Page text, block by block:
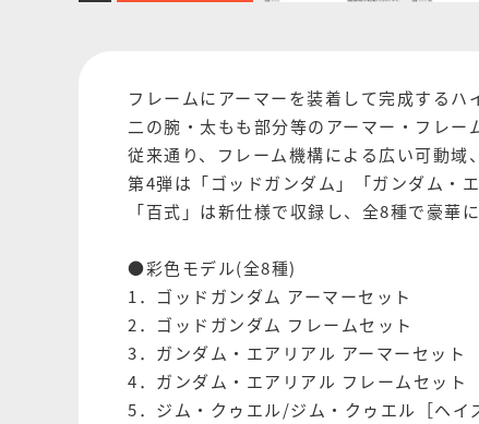
フレームにアーマーを装着して完成するハ
二の腕・太もも部分等のアーマー・フレ
従来通り、フレーム機構による広い可動域
第4弾は「ゴッドガンダム」「ガンダム・
「百式」は新仕様で収録し、全8種で豪華
●彩色モデル(全8種)
1．ゴッドガンダム アーマーセット
2．ゴッドガンダム フレームセット
3．ガンダム・エアリアル アーマーセット
4．ガンダム・エアリアル フレームセット
5．ジム・クゥエル/ジム・クゥエル［ヘイ